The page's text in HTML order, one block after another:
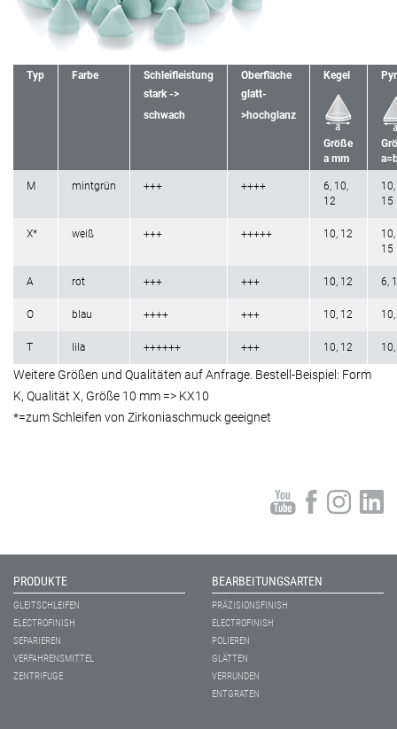
Typ Farbe
Schleifleistung
stark ->
schwach
Oberfläche
glatt-
>hochglanz
Kegel
Größe
a mm
M mintgrün +++ ++++
6, 10,
12
15
X* weiß +++ +++++ 10, 12
15
A rot +++ +++ 10, 12 6,
O blau ++++ +++ 10, 12
T lila ++++++ +++ 10, 12
Weitere Größen und Qualitäten auf Anfrage. Bestell-Beispiel: Form
K, Qualität X, Größe 10 mm => KX10
*=zum Schleifen von Zirkoniaschmuck geeignet
PRODUKTE
GLEITSCHLEIFEN
ELECTROFINISH
SEPARIEREN
VERFAHRENSMITTEL
ZENTRIFUGE
BEARBEITUNGSARTEN
PRÄZISIONSFINISH
ELECTROFINISH
POLIEREN
GLÄTTEN
VERRUNDEN
ENTGRATEN